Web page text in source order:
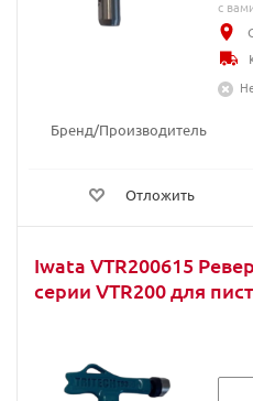
Бренд/Производитель
Отложить
с
Iwata VTR200615
серии VTR200 для